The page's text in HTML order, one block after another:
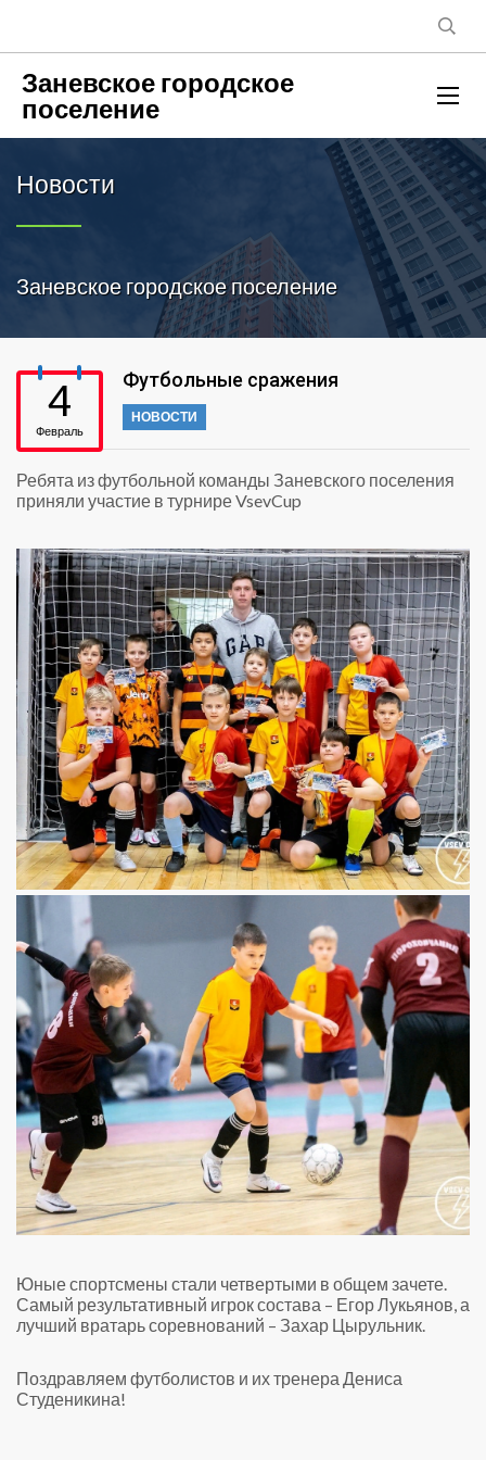
Заневское городское
поселение
Новости
Заневское городское поселение
4
Февраль
Футбольные сражения
НОВОСТИ
Ребята из футбольной команды Заневского поселения
приняли участие в турнире VsevCup
Юные спортсмены стали четвертыми в общем зачете.
Самый результативный игрок состава – Егор Лукьянов, а
лучший вратарь соревнований – Захар Цырульник.
Поздравляем футболистов и их тренера Дениса
Студеникина!